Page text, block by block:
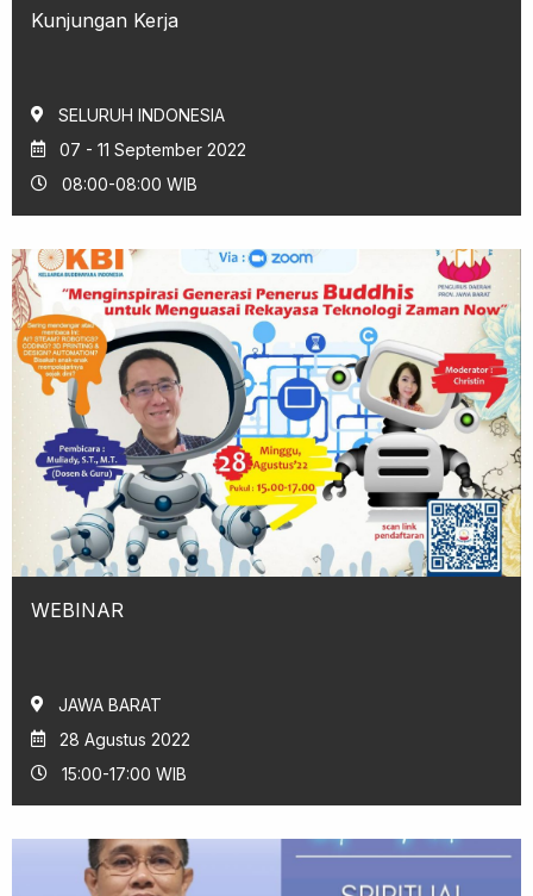
Kunjungan Kerja
SELURUH INDONESIA
07 - 11 September 2022
08:00-08:00 WIB
WEBINAR
JAWA BARAT
28 Agustus 2022
15:00-17:00 WIB